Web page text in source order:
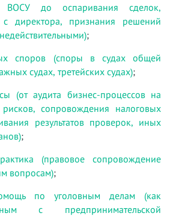
ВОСУ до оспаривания сделок,
с директора, признания решений
;
споров (споры в судах общей
судах, третейских судах);
(от аудита бизнес-процессов на
сопровождения налоговых
результатов проверок, иных
;
(правовое сопровождение
вопросам);
по уголовным делам (как
с предпринимательской